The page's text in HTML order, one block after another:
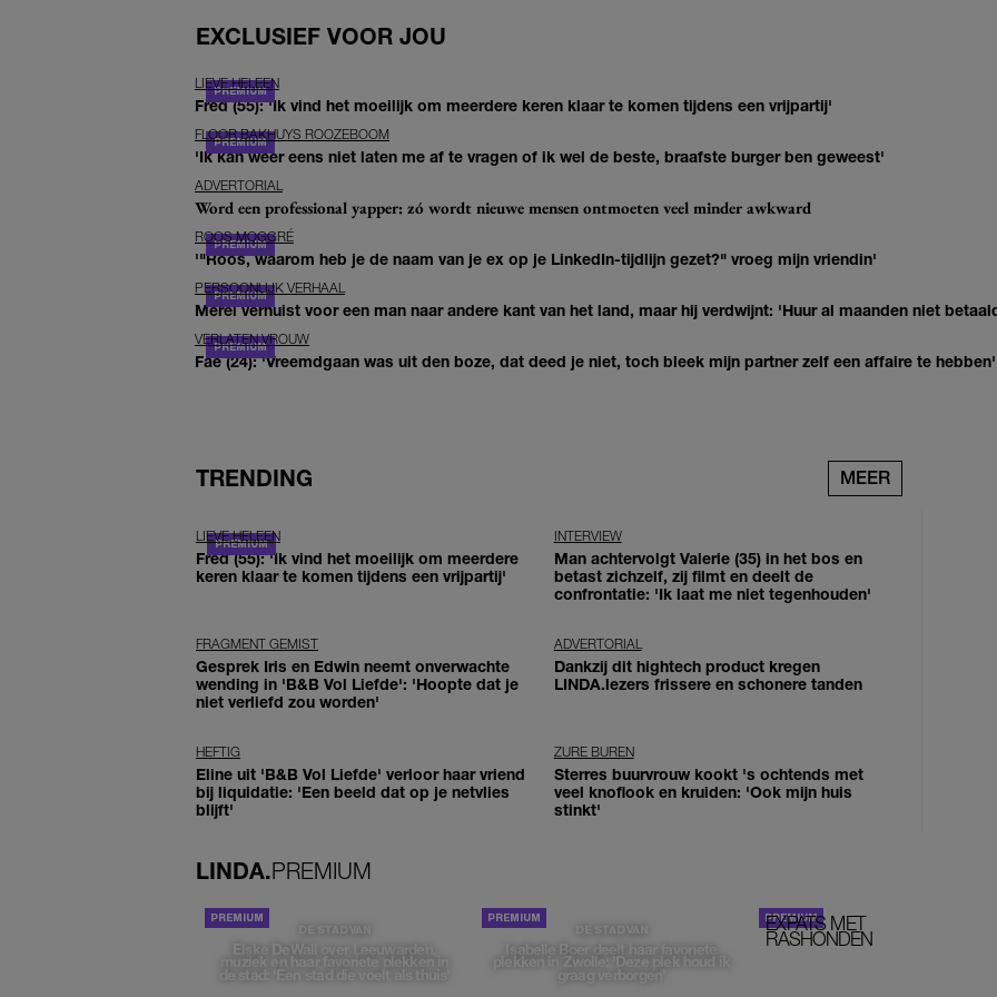
EXCLUSIEF VOOR JOU
LIEVE HELEEN
Fred (55): 'Ik vind het moeilijk om meerdere keren klaar te komen tijdens een vrijpartij'
FLOOR BAKHUYS ROOZEBOOM
'Ik kan weer eens niet laten me af te vragen of ik wel de beste, braafste burger ben geweest'
ADVERTORIAL
Word een professional yapper: zó wordt nieuwe mensen ontmoeten veel minder awkward
ROOS MOGGRÉ
'"Roos, waarom heb je de naam van je ex op je LinkedIn-tijdlijn gezet?" vroeg mijn vriendin'
PERSOONLIJK VERHAAL
Merel verhuist voor een man naar andere kant van het land, maar hij verdwijnt: 'Huur al maanden niet
VERLATEN VROUW
Fae (24): 'Vreemdgaan was uit den boze, dat deed je niet, toch bleek mijn partner zelf een affaire te hebben'
TRENDING MEER
LIEVE HELEEN
Fred (55): 'Ik vind het moeilijk om meerdere
keren klaar te komen tijdens een vrijpartij'
INTERVIEW
Man achtervolgt Valerie (35) in het bos en
betast zichzelf, zij filmt en deelt de
confrontatie: 'Ik laat me niet tegenhouden'
FRAGMENT GEMIST
Gesprek Iris en Edwin neemt onverwachte
wending in 'B&B Vol Liefde': 'Hoopte dat je
niet verliefd zou worden'
ADVERTORIAL
Dankzij dit hightech product kregen
LINDA.lezers frissere en schonere tanden
HEFTIG
Eline uit 'B&B Vol Liefde' verloor haar vriend
bij liquidatie: 'Een beeld dat op je netvlies
blijft'
ZURE BUREN
Sterres buurvrouw kookt 's ochtends met
veel knoflook en kruiden: 'Ook mijn huis
stinkt'
LINDA.PREMIUM
DE STAD VAN
Elske DeWall over Leeuwarden,
muziek en haar favoriete plekken in
de stad: 'Een stad die voelt als thuis'
DE STAD VAN
Isabelle Boer deelt haar favoriete
plekken in Zwolle: 'Deze plek houd ik
graag verborgen'
EXPATS MET
RASHONDEN